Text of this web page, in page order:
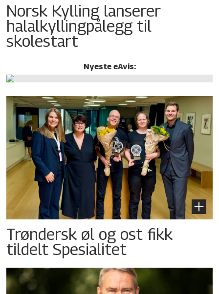
Norsk Kylling lanserer
halalkylling­pålegg til
skolestart
Nyeste eAvis:
Trøndersk øl og ost fikk
tildelt Spesialitet